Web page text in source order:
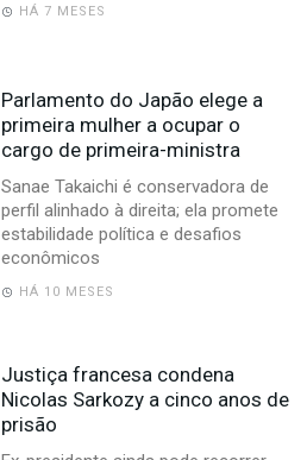
HÁ 7 MESES
Parlamento do Japão elege a
primeira mulher a ocupar o
cargo de primeira-ministra
Sanae Takaichi é conservadora de
perfil alinhado à direita; ela promete
estabilidade política e desafios
econômicos
HÁ 10 MESES
Justiça francesa condena
Nicolas Sarkozy a cinco anos de
prisão